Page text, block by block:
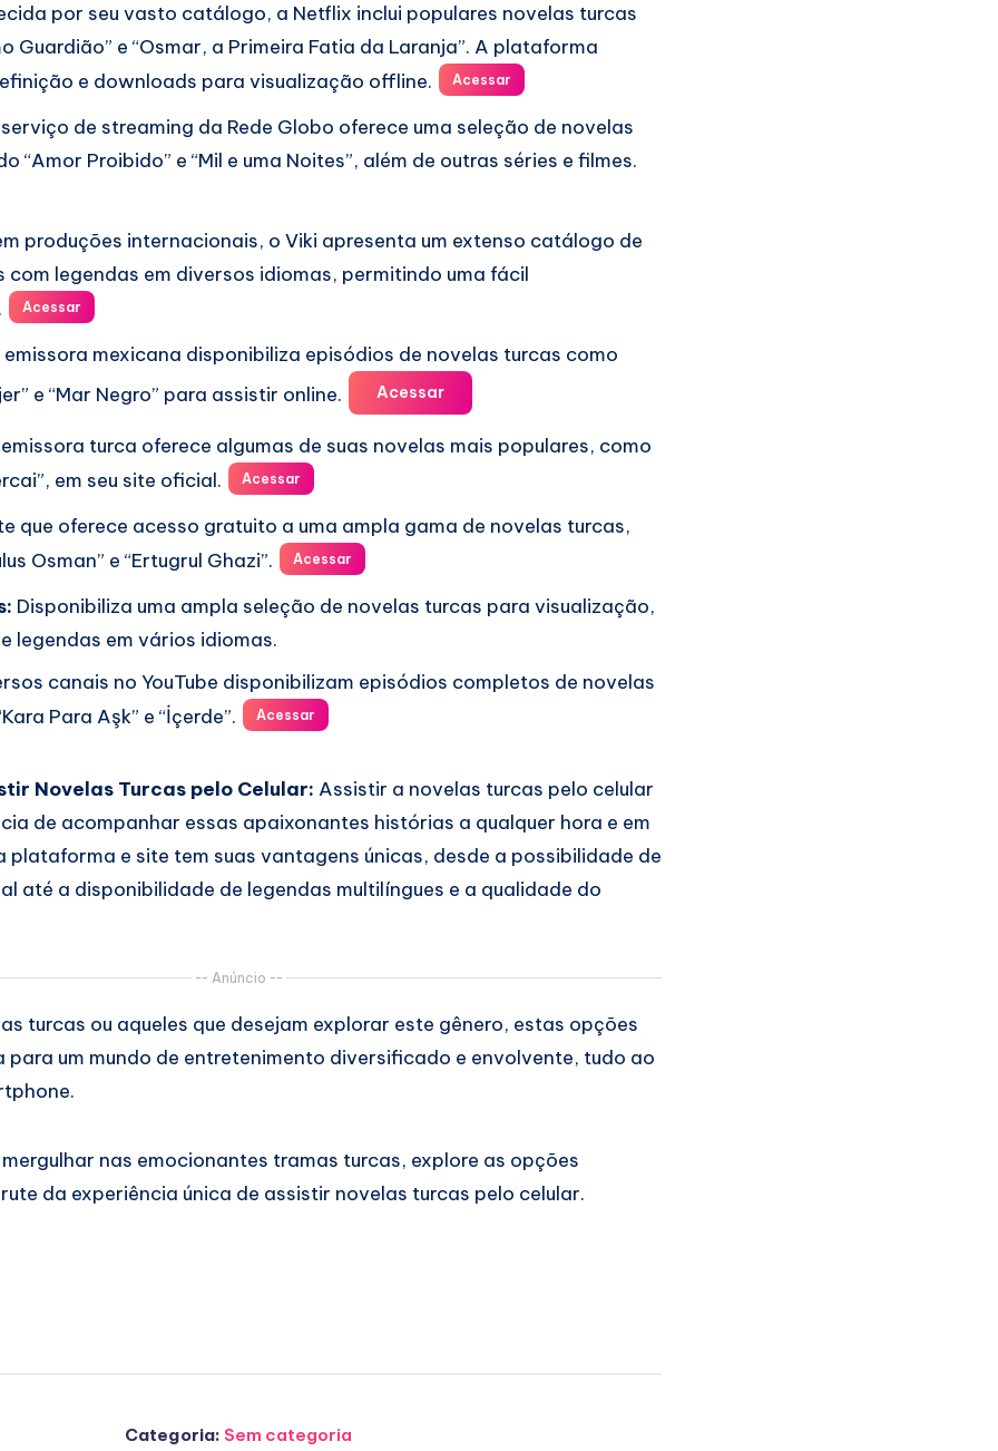
por seu vasto catálogo, a Netflix inclui populares novelas turcas
Guardião” e “Osmar, a Primeira Fatia da Laranja”. A plataforma
e downloads para visualização offline.
Acessar
de streaming da Rede Globo oferece uma seleção de novelas
“Amor Proibido” e “Mil e uma Noites”, além de outras séries e filmes.
produções internacionais, o Viki apresenta um extenso catálogo de
com legendas em diversos idiomas, permitindo uma fácil
Acessar
emissora mexicana disponibiliza episódios de novelas turcas como
e “Mar Negro” para assistir online.
Acessar
turca oferece algumas de suas novelas mais populares, como
em seu site oficial.
Acessar
que oferece acesso gratuito a uma ampla gama de novelas turcas,
Osman” e “Ertugrul Ghazi”.
Acessar
Disponibiliza uma ampla seleção de novelas turcas para visualização,
legendas em vários idiomas.
canais no YouTube disponibilizam episódios completos de novelas
Para Aşk” e “İçerde”.
Acessar
Novelas Turcas pelo Celular: Assistir a novelas turcas pelo celular
de acompanhar essas apaixonantes histórias a qualquer hora e em
plataforma e site tem suas vantagens únicas, desde a possibilidade de
até a disponibilidade de legendas multilíngues e a qualidade do
-- Anúncio --
turcas ou aqueles que desejam explorar este gênero, estas opções
para um mundo de entretenimento diversificado e envolvente, tudo ao
nas emocionantes tramas turcas, explore as opções
da experiência única de assistir novelas turcas pelo celular.
Categoria: Sem categoria